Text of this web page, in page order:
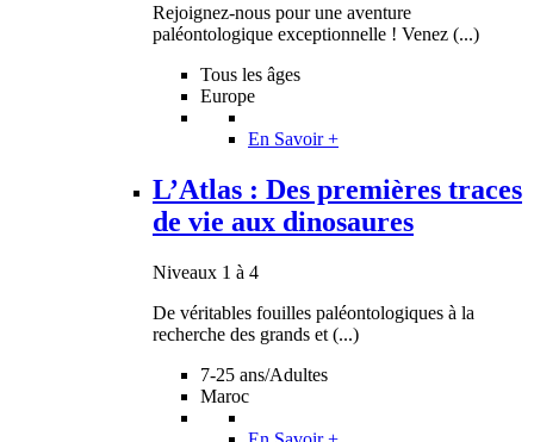
Rejoignez-nous pour une aventure
paléontologique exceptionnelle ! Venez (...)
Tous les âges
Europe
En Savoir +
L’Atlas : Des premières traces
de vie aux dinosaures
Niveaux 1 à 4
De véritables fouilles paléontologiques à la
recherche des grands et (...)
7-25 ans/Adultes
Maroc